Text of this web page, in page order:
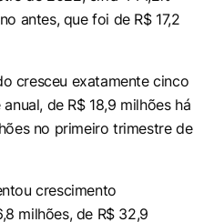
antes, que foi de R$ 17,2
cresceu exatamente cinco
de R$ 18,9 milhões há
no primeiro trimestre de
crescimento
milhões, de R$ 32,9